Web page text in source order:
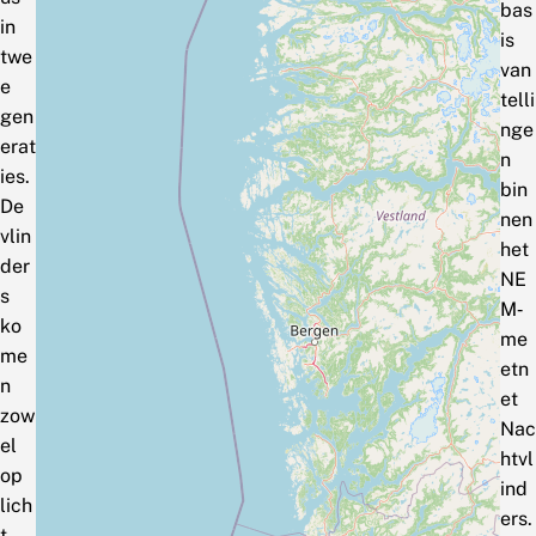
in
twe
e
gen
erat
ies.
De
vlin
der
s
ko
me
n
zow
el
op
lich
bas
is
van
telli
nge
n
bin
nen
het
NE
M‑
me
etn
et
Nac
htvl
ind
ers.